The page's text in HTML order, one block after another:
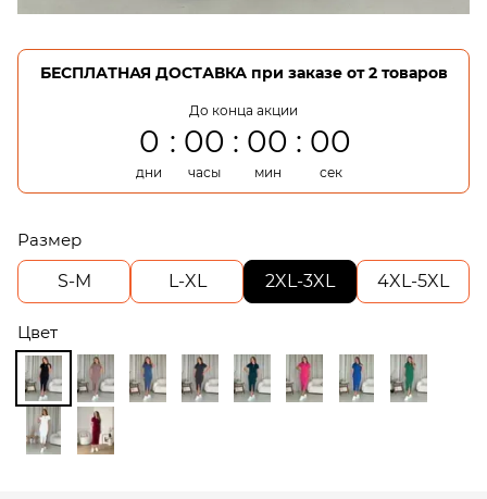
БЕСПЛАТНАЯ ДОСТАВКА при заказе от 2 товаров
До конца акции
0
дни
00
часы
00
мин
00
сек
Размер
S-M
L-XL 2XL-3XL 4XL-5XL
Цвет